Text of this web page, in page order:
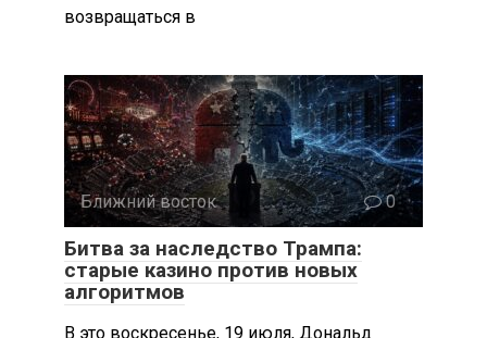
возвращаться в
Ближний восток 0
Битва за наследство Трампа:
старые казино против новых
алгоритмов
В это воскресенье, 19 июля, Дональд